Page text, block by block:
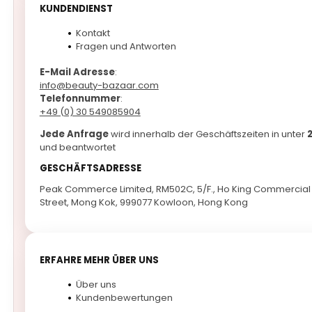
KUNDENDIENST
Kontakt
Fragen und Antworten
E-Mail Adresse:
info@beauty-bazaar.com
Telefonnummer:
+49 (0) 30 549085904
Jede Anfragewird innerhalb der Geschäftszeiten in unter
und beantwortet
GESCHÄFTSADRESSE
Peak Commerce Limited, RM502C, 5/F., Ho King Commercial
Street, Mong Kok, 999077 Kowloon, Hong Kong
ERFAHRE MEHR ÜBER UNS
Über uns
Kundenbewertungen